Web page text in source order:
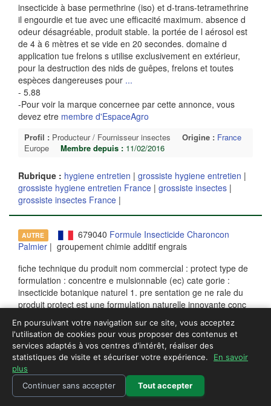
insecticide à base permethrine (iso) et d-trans-tetramethrine
il engourdie et tue avec une efficacité maximum. absence d
odeur désagréable, produit stable. la portée de l aérosol est
de 4 à 6 mètres et se vide en 20 secondes. domaine d
application tue frelons s utilise exclusivement en extérieur,
pour la destruction des nids de guêpes, frelons et toutes
espèces dangereuses pour ...
- 5.88
-Pour voir la marque concernee par cette annonce, vous
devez etre membre d'EspaceAgro
Profil : Producteur / Fournisseur insectes Origine : France
Europe
Membre depuis : 11/02/2016
Rubrique : hygiene entretien | grossiste hygiene entretien |
grossiste hygiene entretien France | grossiste insectes |
grossiste insectes France |
AUTRE 679040 Formule Insecticide Charoncon
Palmier | groupement chimie additif engrais
fiche technique du produit nom commercial : protect type de
formulation : concentre e mulsionnable (ec) cate gorie :
insecticide botanique naturel 1. pre sentation ge ne rale du
produit protect est une formulation naturelle innovante conc
ue pour lutter efficacement contre les ravageurs agricoles
tels que les criquets et les aleurodes. cette formule repose
sur des extraits ve ge...
Profil :Courtier / Grossiste insectes Origine : omanMoyen-
orient
Membre depuis :25/07/2024
Rubrique : chimie additif engrais|groupement chimie additif
En poursuivant votre navigation sur ce site, vous acceptez
l'utilisation de cookies pour vous proposer des contenus et
services adaptés à vos centres d'intérêt, réaliser des
statistiques de visite et sécuriser votre expérience.
En savoir
plus
Continuer sans accepter
Tout accepter